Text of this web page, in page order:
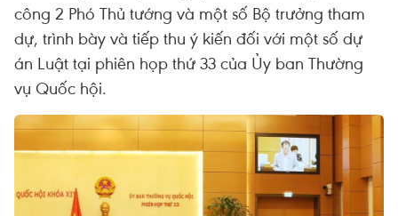
công 2 Phó Thủ tướng và một số Bộ trưởng tham
dự, trình bày và tiếp thu ý kiến đối với một số dự
án Luật tại phiên họp thứ 33 của Ủy ban Thường
vụ Quốc hội.